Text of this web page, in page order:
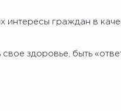
граждан в
здоровье, быть